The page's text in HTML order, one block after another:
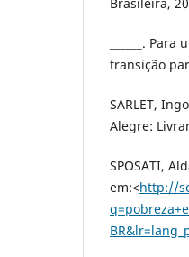
______.
transição
SARLET,
Alegre:
SPOSATI,
em:<http://